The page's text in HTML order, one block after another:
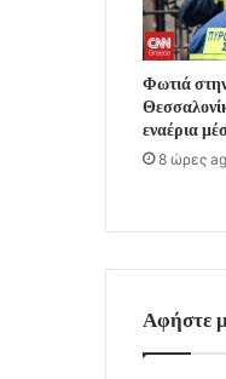
Φωτιά
εναέρια
8 ώρες
Αφήστε